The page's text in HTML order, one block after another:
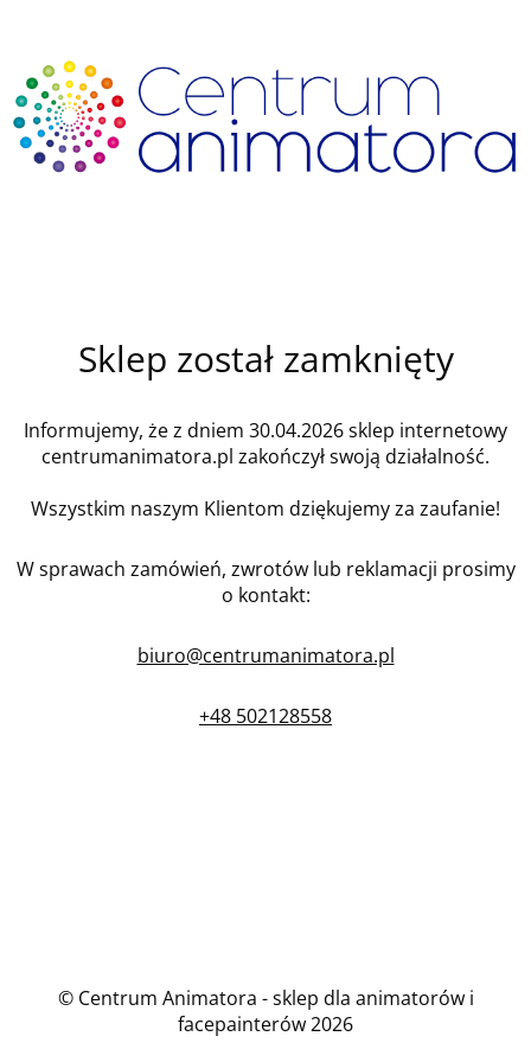
Sklep został zamknięty
Informujemy, że z dniem 30.04.2026 sklep internetowy
centrumanimatora.pl zakończył swoją działalność.
Wszystkim naszym Klientom dziękujemy za zaufanie!
W sprawach zamówień, zwrotów lub reklamacji prosimy
o kontakt:
biuro@centrumanimatora.pl
+48 502128558
© Centrum Animatora - sklep dla animatorów i
facepainterów 2026